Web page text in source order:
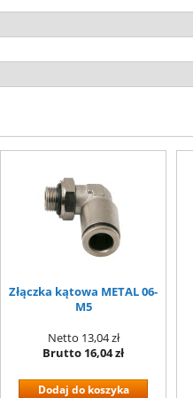
Złączka kątowa METAL 06-
M5
Netto 13,04 zł
Brutto 16,04 zł
Dodaj do koszyka